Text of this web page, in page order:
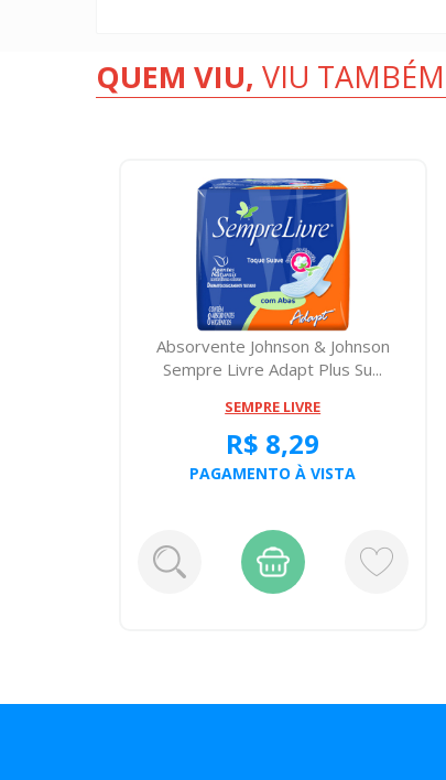
QUEM VIU, VIU TAMBÉM
Absorvente Johnson & Johnson
Sempre Livre Adapt Plus Su...
SEMPRE LIVRE
R$ 8,29
PAGAMENTO À VISTA